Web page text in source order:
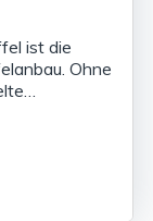
ist die
Ohne
ihre